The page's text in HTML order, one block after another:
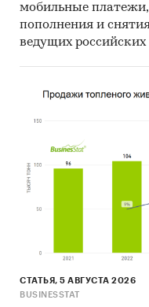
Использование
целевого
будущих
на мнение
компаний.
Источники:
База данных
Данные
Минпромторга,
мобильные платежи,
пополнения и
ведущих российских
СТАТЬЯ, 5 АВГУСТА 2026
BUSINESSTAT